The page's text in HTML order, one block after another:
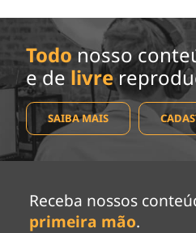
Todo nosso
e de livre
SAIBA MAIS
Receba nossos
primeira mão.